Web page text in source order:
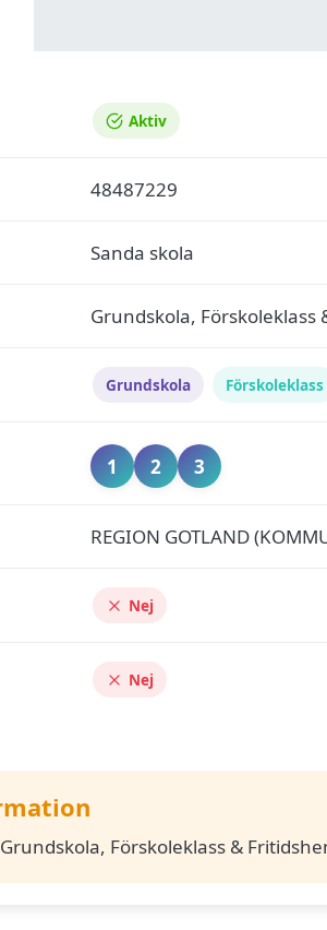
Aktiv
48487229
Sanda skola
Grundskola, Förskoleklass
Grundskola Förskoleklass
1 2 3
REGION GOTLAND
Nej
Nej
Förskoleklass &